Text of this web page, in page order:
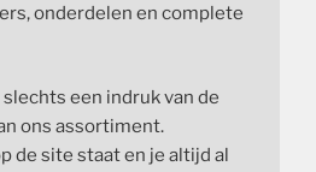
onderdelen en complete
een indruk van de
ons assortiment.
de site staat en je altijd al